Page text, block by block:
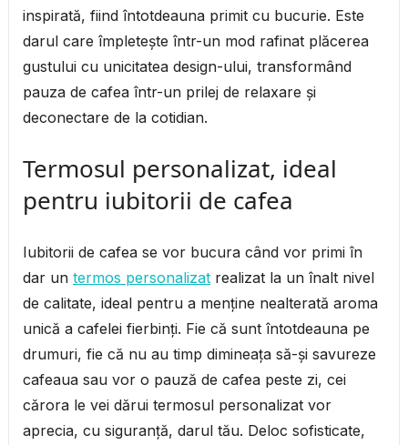
inspirată, fiind întotdeauna primit cu bucurie. Este
darul care împleteşte într-un mod rafinat plăcerea
gustului cu unicitatea design-ului, transformând
pauza de cafea într-un prilej de relaxare şi
deconectare de la cotidian.
Termosul personalizat, ideal
pentru iubitorii de cafea
Iubitorii de cafea se vor bucura când vor primi în
dar un termos personalizatrealizat la un înalt nivel
de calitate, ideal pentru a menţine nealterată aroma
unică a cafelei fierbinţi. Fie că sunt întotdeauna pe
drumuri, fie că nu au timp dimineaţa să-şi savureze
cafeaua sau vor o pauză de cafea peste zi, cei
cărora le vei dărui termosul personalizat vor
aprecia, cu siguranţă, darul tău. Deloc sofisticate,